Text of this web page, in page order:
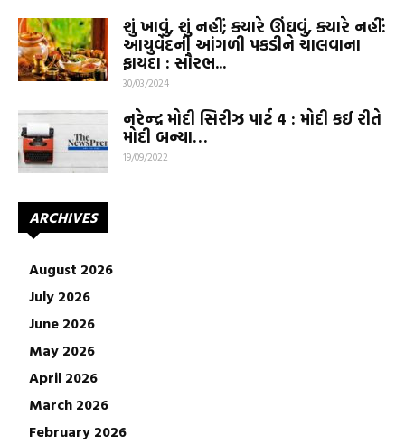
શું ખાવું, શું નહીં; ક્યારે ઊંઘવું, ક્યારે નહીં:
આયુર્વેદની આંગળી પકડીને ચાલવાના
ફાયદા : સૌરભ...
30/03/2024
નરેન્દ્ર મોદી સિરીઝ પાર્ટ ‍‍4 : મોદી કઈ રીતે
મોદી બન્યા…
19/09/2022
ARCHIVES
August 2026
July 2026
June 2026
May 2026
April 2026
March 2026
February 2026